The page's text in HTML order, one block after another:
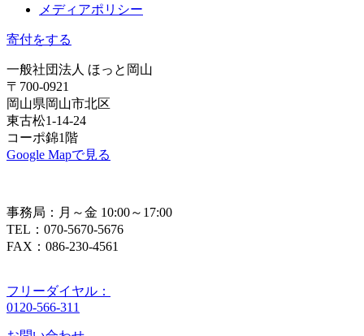
メディアポリシー
寄付をする
一般社団法人 ほっと岡山
〒700-0921
岡山県岡山市北区
東古松1-14-24
コーポ錦1階
Google Mapで見る
事務局：月～金 10:00～17:00
TEL：070-5670-5676
FAX：086-230-4561
フリーダイヤル：
0120-566-311